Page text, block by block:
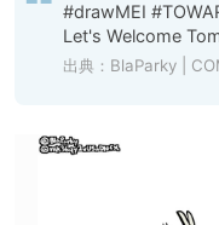
#drawMEI
Let's Welcome
出典： BlaParky |